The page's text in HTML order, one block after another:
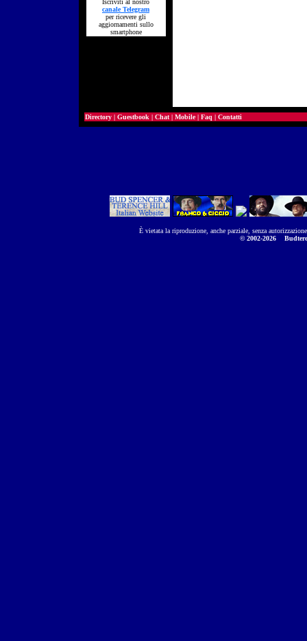
Iscriviti al nostro
canale Telegram
per ricevere gli
aggiornamenti sullo
smartphone
Directory | Guestbook | Chat | Mobile| Faq | Contatti
È vietata la riproduzione, anche parziale, senza
© 2002-2026